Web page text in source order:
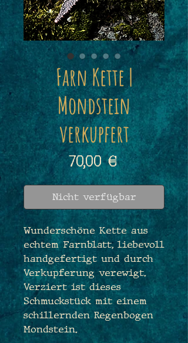
Farn Kette |
Mondstein
verkupfert
70,00 €Preis
Nicht verfügbar
Wunderschöne Kette aus
echtem Farnblatt, liebevoll
handgefertigt und durch
Verkupferung verewigt.
Verziert ist dieses
Schmuckstück mit einem
schillernden Regenbogen
Mondstein.